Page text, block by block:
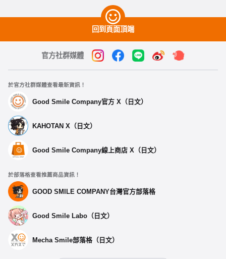
回到頁面頂端
官方社群媒體
於官方社群媒體查看最新資訊！
Good Smile Company官方 X（日文）
KAHOTAN X（日文）
Good Smile Company線上商店 X（日文）
於部落格查看推薦商品資訊！
GOOD SMILE COMPANY台灣官方部落格
Good Smile Labo（日文）
Mecha Smile部落格（日文）